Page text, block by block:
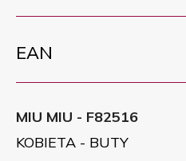
EAN
MIU MIU - F82516
KOBIETA - BUTY